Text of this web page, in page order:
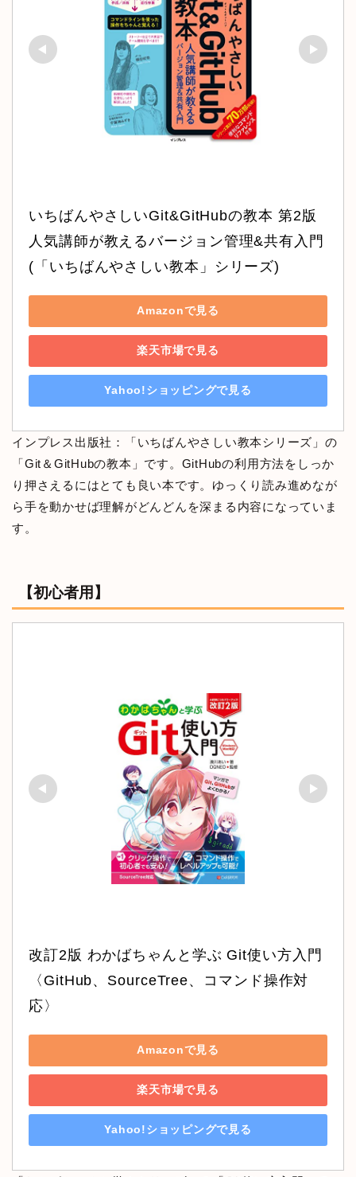
いちばんやさしいGit&GitHubの教本 第2版
人気講師が教えるバージョン管理&共有入門
(「いちばんやさしい教本」シリーズ)
Amazonで見る
楽天市場で見る
Yahoo!ショッピングで見る
インプレス出版社：「いちばんやさしい教本シリーズ」の
「Git＆GitHubの教本」です。GitHubの利用方法をしっか
り押さえるにはとても良い本です。ゆっくり読み進めなが
ら手を動かせば理解がどんどんを深まる内容になっていま
す。
【初心者用】
改訂2版 わかばちゃんと学ぶ Git使い方入門
〈GitHub、SourceTree、コマンド操作対
応〉
Amazonで見る
楽天市場で見る
Yahoo!ショッピングで見る